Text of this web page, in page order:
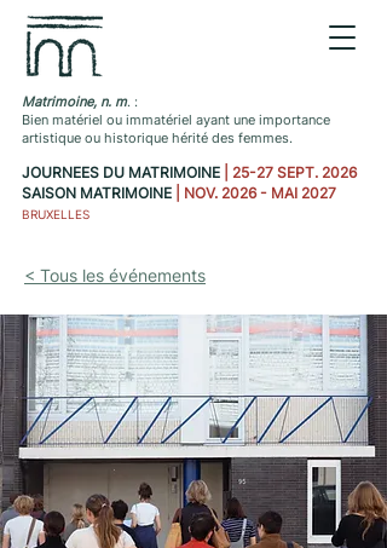
Matrimoine, n. m. :
Bien matériel ou immatériel ayant une importance
artistique ou historique hérité des femmes.
JOURNEES DU MATRIMOINE
| 25-27 SEPT. 2026
SAISON MATRIMOINE
| NOV. 2026 - MAI 2027
BRUXELLES
< Tous les événements